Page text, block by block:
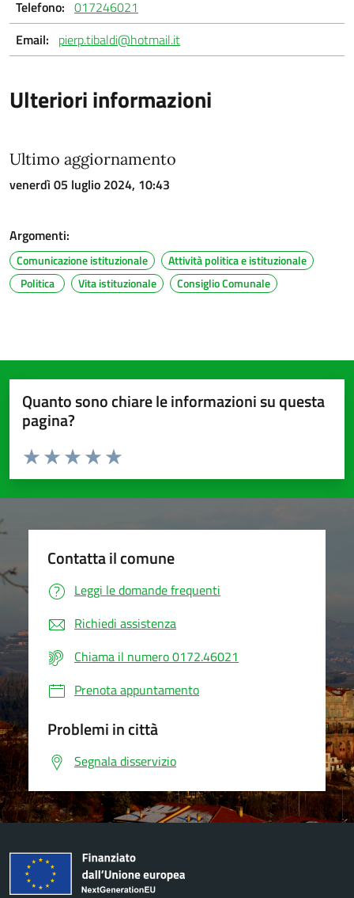
Telefono: 017246021
Email: pierp.tibaldi@hotmail.it
Ulteriori informazioni
Ultimo aggiornamento
venerdì 05 luglio 2024, 10:43
Argomenti:
Comunicazione istituzionale
Attività politica e istituzionale
Politica
Vita istituzionale Consiglio Comunale
Quanto sono chiare le informazioni su questa
pagina?
Valuta da 1 a 5 stelle la pagina
Valuta 5 stelle su 5
Valuta 4 stelle su 5
Valuta 3 stelle su 5
Valuta 2 stelle su 5
Valuta 1 stelle su 5
Contatta il comune
Leggi le domande frequenti
Richiedi assistenza
Chiama il numero 0172.46021
Prenota appuntamento
Problemi in città
Segnala disservizio